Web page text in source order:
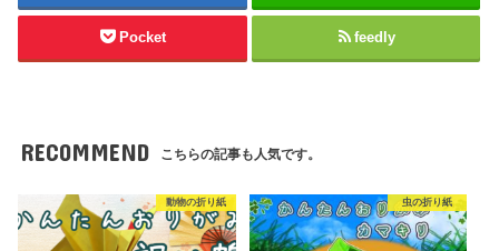
Pocket feedly
RECOMMEND こちらの記事も人気です。
動物の折り紙 虫の折り紙